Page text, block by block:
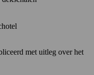
met uitleg over het